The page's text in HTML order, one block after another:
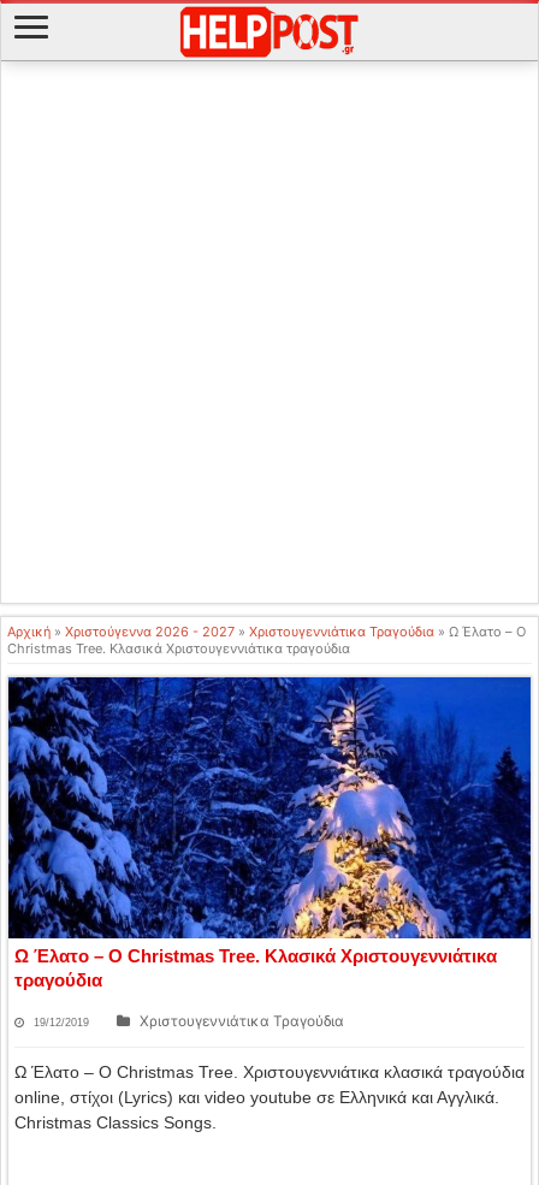
Αρχική » Χριστούγεννα 2026 - 2027 » Χριστουγεννιάτικα Τραγούδια » Ω Έλατο – O
Christmas Tree. Κλασικά Χριστουγεννιάτικα τραγούδια
Ω Έλατο – O Christmas Tree. Κλασικά Χριστουγεννιάτικα
τραγούδια
19/12/2019 Χριστουγεννιάτικα Τραγούδια
Ω Έλατο – O Christmas Tree. Χριστουγεννιάτικα κλασικά τραγούδια
online, στίχοι (Lyrics) και video youtube σε Ελληνικά και Αγγλικά.
Christmas Classics Songs.